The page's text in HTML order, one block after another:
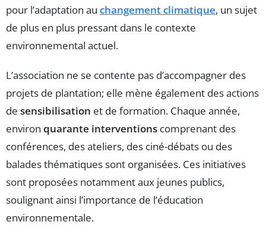
pour l’adaptation au changement climatique, un sujet
de plus en plus pressant dans le contexte
environnemental actuel.
L’association ne se contente pas d’accompagner des
projets de plantation; elle mène également des actions
de sensibilisation et de formation. Chaque année,
environ quarante interventions comprenant des
conférences, des ateliers, des ciné-débats ou des
balades thématiques sont organisées. Ces initiatives
sont proposées notamment aux jeunes publics,
soulignant ainsi l’importance de l’éducation
environnementale.